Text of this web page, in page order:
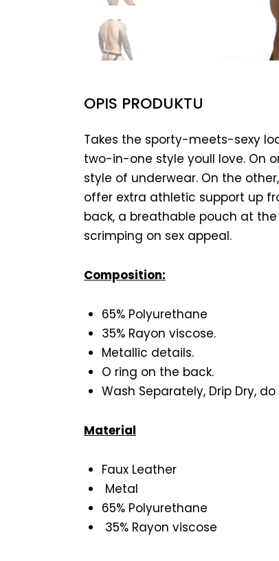
OPIS PRODUKTU
Takes the sporty-meets-sexy
two-in-one style youll love. On
style of underwear. On the
offer extra athletic support up
back, a breathable pouch at
scrimping on sex appeal.
Composition:
65% Polyurethane
35% Rayon viscose.
Metallic details.
O ring on the back.
Wash Separately, Drip Dry,
Material
Faux Leather
Metal
65% Polyurethane
35% Rayon viscose